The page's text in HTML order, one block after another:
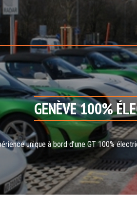
GENÈVE 100%
unique à bord d’une GT 100%